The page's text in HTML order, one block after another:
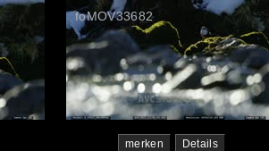
foMOV33682
merken Details